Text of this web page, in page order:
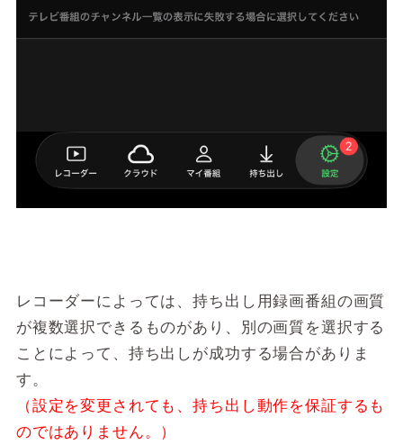
レコーダーによっては、持ち出し用録画番組の画質
が複数選択できるものがあり、別の画質を選択する
ことによって、持ち出しが成功する場合がありま
す。
（設定を変更されても、持ち出し動作を保証するも
のではありません。）